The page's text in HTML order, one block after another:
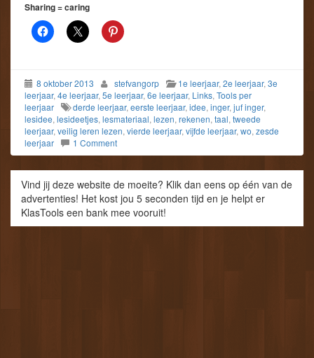
Sharing = caring
8 oktober 2013 stefvangorp 1e leerjaar, 2e leerjaar, 3e
leerjaar, 4e leerjaar, 5e leerjaar, 6e leerjaar, Links, Tools per
leerjaar
derde leerjaar, eerste leerjaar, idee, inger, juf inger,
lesidee, lesideetjes, lesmateriaal, lezen, rekenen, taal, tweede
leerjaar, veilig leren lezen, vierde leerjaar, vijfde leerjaar, wo, zesde
leerjaar
1 Comment
Vind jij deze website de moeite? Klik dan eens op één van de
advertenties! Het kost jou 5 seconden tijd en je helpt er
KlasTools een bank mee vooruit!